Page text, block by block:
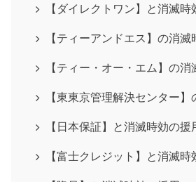
【ダイレクトワン】と消滅時
【ティーアンドエス】の消滅
【ティー・オー・エム】の
【東東京管理解決センター
【日本保証】と消滅時効の援
【富士クレジット】と消滅時